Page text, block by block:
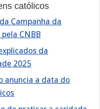
católicos
Campanha da
CNBB
da
2025
anuncia a data do